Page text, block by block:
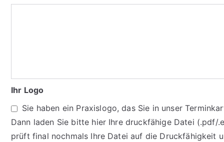
Praxisdaten/
Öffnungszeiten
ein
Ihr Logo
Sie haben ein Praxislogo, das Sie in unser
Dann laden Sie bitte hier Ihre druckfähige Datei (.pdf/
prüft final nochmals Ihre Datei auf die Druckfähigkeit